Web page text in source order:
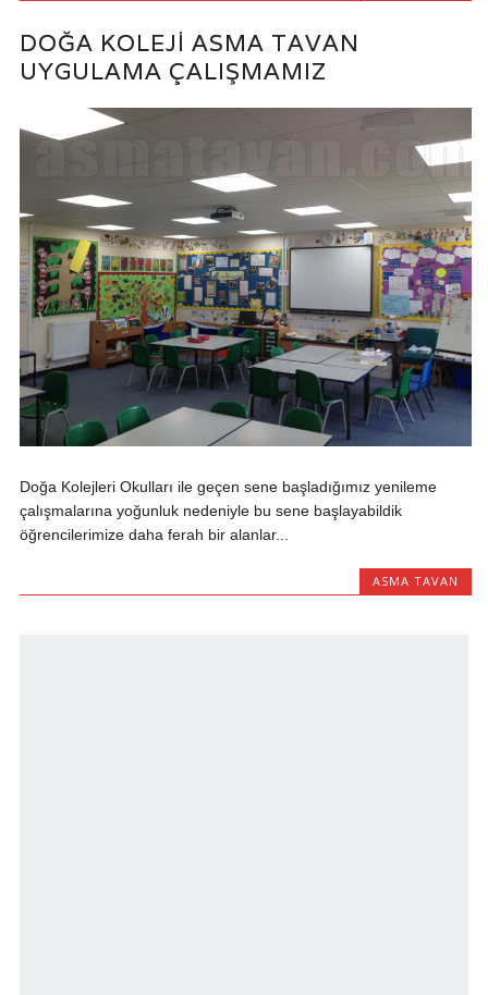
DOĞA KOLEJI ASMA TAVAN
UYGULAMA ÇALIŞMAMIZ
Doğa Kolejleri Okulları ile geçen sene başladığımız yenileme
çalışmalarına yoğunluk nedeniyle bu sene başlayabildik
öğrencilerimize daha ferah bir alanlar...
ASMA TAVAN